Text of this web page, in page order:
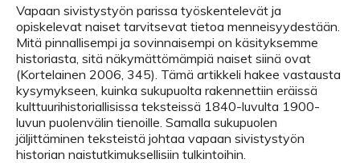
Vapaan sivistystyön parissa työskentelevät ja
opiskelevat naiset tarvitsevat tietoa menneisyydestään.
Mitä pinnallisempi ja sovinnaisempi on käsityksemme
historiasta, sitä näkymättömämpiä naiset siinä ovat
(Kortelainen 2006, 345). Tämä artikkeli hakee vastausta
kysymykseen, kuinka sukupuolta rakennettiin eräissä
kulttuurihistoriallisissa teksteissä 1840-luvulta 1900-
luvun puolenvälin tienoille. Samalla sukupuolen
jäljittäminen teksteistä johtaa vapaan sivistystyön
historian naistutkimuksellisiin tulkintoihin.